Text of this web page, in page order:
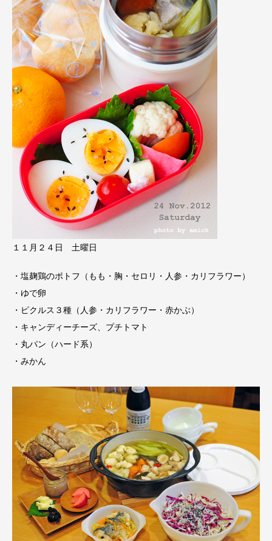
１１月２４日 土曜日
・塩麹鶏のポトフ（もも・胸・セロリ・人参・カリフラワー）
・ゆで卵
・ピクルス３種（人参・カリフラワー・赤かぶ）
・キャンディーチーズ、プチトマト
・丸パン（ハード系）
・みかん